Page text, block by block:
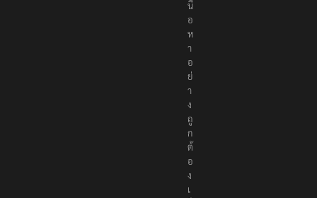
เ
นื้
อ
ห
า
อ
ย่
า
ง
ถู
ก
ต้
อ
ง